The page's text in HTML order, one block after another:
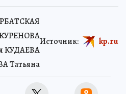
КУРЕНОВА
КУДАЕВА
Татьяна
Источник: kp.ru